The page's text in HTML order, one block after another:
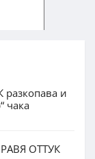
и
чака
ОТТУК